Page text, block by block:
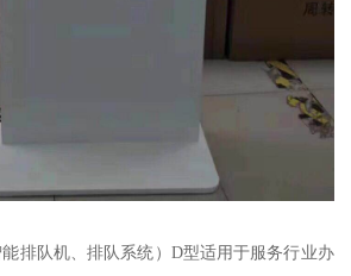
排队机、排队系统）D型适用于服务行业办